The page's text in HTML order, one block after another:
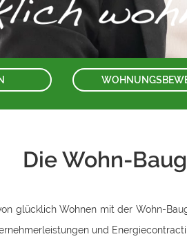
Die Wohn-
glücklich Wohnen mit der Wohn-
und